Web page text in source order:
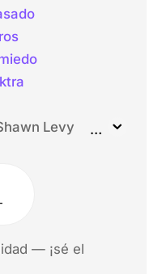
Levy
Tatum
— ¡sé el